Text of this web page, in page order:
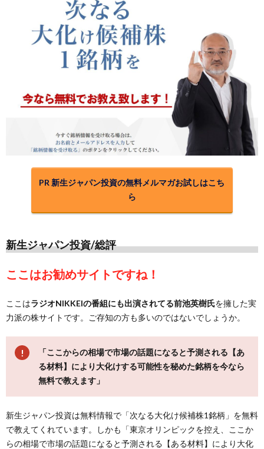
PR 新生ジャパン投資の無料メルマガお試しはこち
ら
新生ジャパン投資/総評
ここはお勧めサイトですね！
ここはラジオNIKKEIの番組にも出演されてる前池英樹氏を擁した実
力派の株サイトです。ご存知の方も多いのではないでしょうか。
「ここからの相場で市場の話題になると予測される【あ
る材料】により大化けする可能性を秘めた銘柄を今なら
無料で教えます」
新生ジャパン投資は無料情報で「次なる大化け候補株1銘柄」を無料
で教えてくれています。しかも「東京オリンピックを控え、ここか
らの相場で市場の話題になると予測される【ある材料】により大化